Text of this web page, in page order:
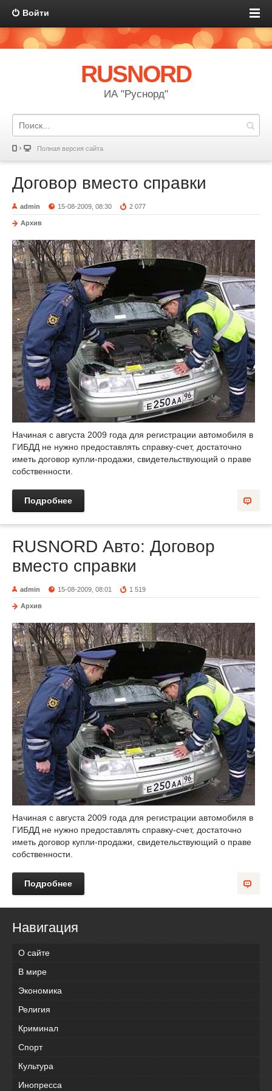
Войти
RUSNORD
ИА "Руснорд"
Полная версия сайта
Договор вместо справки
admin 15-08-2009, 08:30 2 077
Архив
Начиная с августа 2009 года для регистрации автомобиля в
ГИБДД не нужно предоставлять справку-счет, достаточно
иметь договор купли-продажи, свидетельствующий о праве
собственности.
Подробнее
RUSNORD Авто: Договор
вместо справки
admin 15-08-2009, 08:01 1 519
Архив
Начиная с августа 2009 года для регистрации автомобиля в
ГИБДД не нужно предоставлять справку-счет, достаточно
иметь договор купли-продажи, свидетельствующий о праве
собственности.
Подробнее
Навигация
О сайте
В мире
Экономика
Религия
Криминал
Спорт
Культура
Инопресса